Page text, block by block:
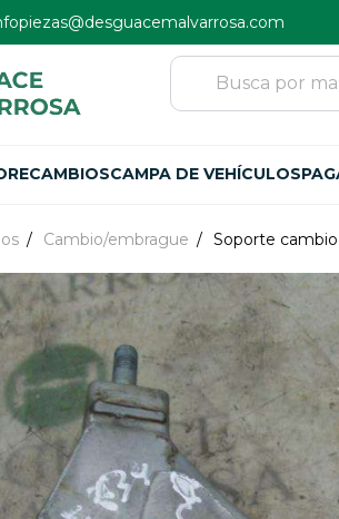
RECAMBIOSCAMPA DE VEHÍCULOS
Cambio/embrague Soporte cambio